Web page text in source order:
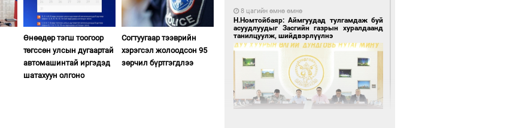
Өнөөдөр тэгш тоогоор
төгссөн улсын дугаартай
автомашинтай иргэдэд
шатахуун олгоно
Согтуугаар тээврийн
хэрэгсэл жолоодсон 95
зөрчил бүртгэгдлээ
8 цагийн өмнө өмнө
Н.Номтойбаяр: Аймгуудад тулгамдаж буй
асуудлуудыг Засгийн газрын хуралдаанд
танилцуулж, шийдвэрлүүлнэ